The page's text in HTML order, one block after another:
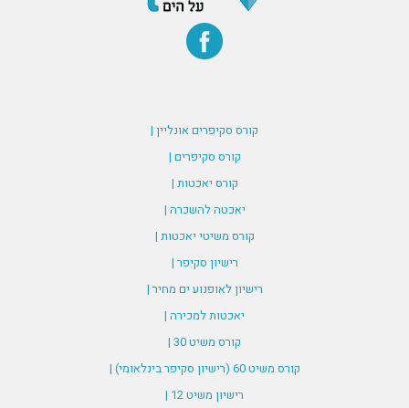
קורס סקיפרים אונליין |
קורס סקיפרים |
קורס יאכטות |
יאכטה להשכרה |
קורס משיטי יאכטות |
רישיון סקיפר |
רישיון לאופנוע ים מחיר |
יאכטות למכירה |
קורס משיט 30 |
קורס משיט 60 (רישיון סקיפר בינלאומי) |
רישיון משיט 12 |